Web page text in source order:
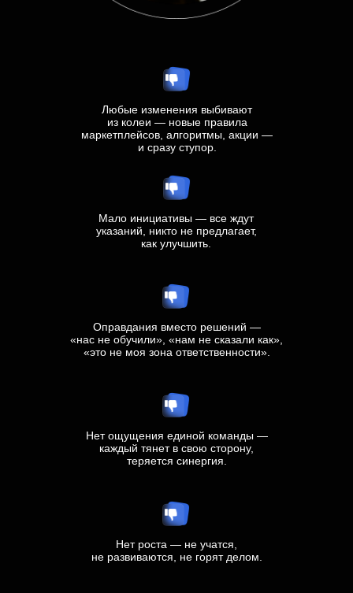
Нет роста — не учатся,
не развиваются, не горят делом.
Любые изменения выбивают
из колеи — новые правила
маркетплейсов, алгоритмы, акции —
и сразу ступор.
Мало инициативы — все ждут
указаний, никто не предлагает,
как улучшить.
Нет ощущения единой команды —
каждый тянет в свою сторону,
теряется синергия.
Оправдания вместо решений —
«нас не обучили», «нам не сказали как»,
«это не моя зона ответственности».